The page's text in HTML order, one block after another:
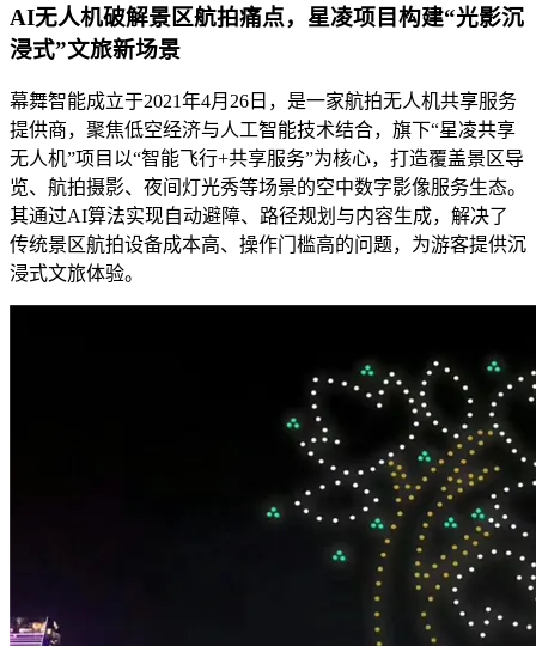
AI无人机破解景区航拍痛点，星凌项目构建“光影沉
浸式”文旅新场景
幕舞智能成立于2021年4月26日，是一家航拍无人机共享服务
提供商，聚焦低空经济与人工智能技术结合，旗下“星凌共享
无人机”项目以“智能飞行+共享服务”为核心，打造覆盖景区导
览、航拍摄影、夜间灯光秀等场景的空中数字影像服务生态。
其通过AI算法实现自动避障、路径规划与内容生成，解决了
传统景区航拍设备成本高、操作门槛高的问题，为游客提供沉
浸式文旅体验。